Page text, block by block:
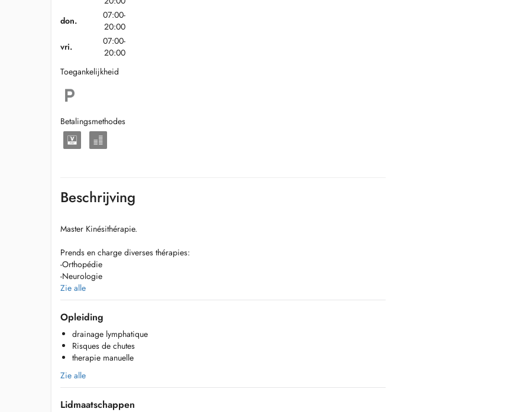
don.
07:00-
20:00
vri.
07:00-
20:00
Toegankelijkheid
Betalingsmethodes
Beschrijving
Master Kinésithérapie.
Prends en charge diverses thérapies:
-Orthopédie
-Neurologie
-Respiratoire
-Cardiologie
-Oncolongie post Opératoire
-Vestibulaire
-Réathlétisation
-Post opération prothèses
Kinésithérapeute engagé, formation en Récupération Post Traumatisme Cranien en cours.
Zie alle
Opleiding
drainage lymphatique
Risques de chutes
therapie manuelle
Zie alle
Lidmaatschappen